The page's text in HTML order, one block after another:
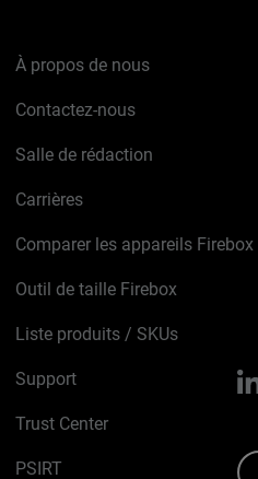
À propos de nous
Contactez-nous
Salle de rédaction
Carrières
Comparer les appareils Firebox
Outil de taille Firebox
Liste produits / SKUs
Support
Trust Center
PSIRT